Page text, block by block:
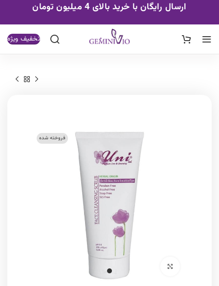
ارسال رایگان با خرید بالای 4 میلیون تومان
تخفیف ویژه
فروخته شده
برای بزرگنمایی کلیک کنید